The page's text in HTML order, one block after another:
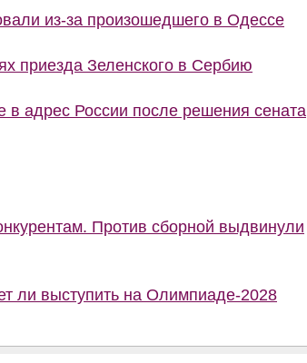
из-за произошедшего в Одессе
приезда Зеленского в Сербию
адрес России после решения сената
Против сборной выдвинули
ли выступить на Олимпиаде-2028